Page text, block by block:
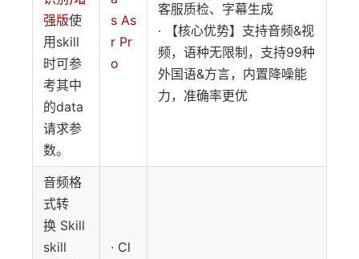
强版使
用skill
时可参
考其中
的data
请求参
数。
s As
r Pr
o
客服质检、字幕生成
· 【核心优势】支持音频&视
频，语种无限制，支持99种
外国语&方言，内置降噪能
力，准确率更优
音频格
式转
换 Skill
skill
· Cl